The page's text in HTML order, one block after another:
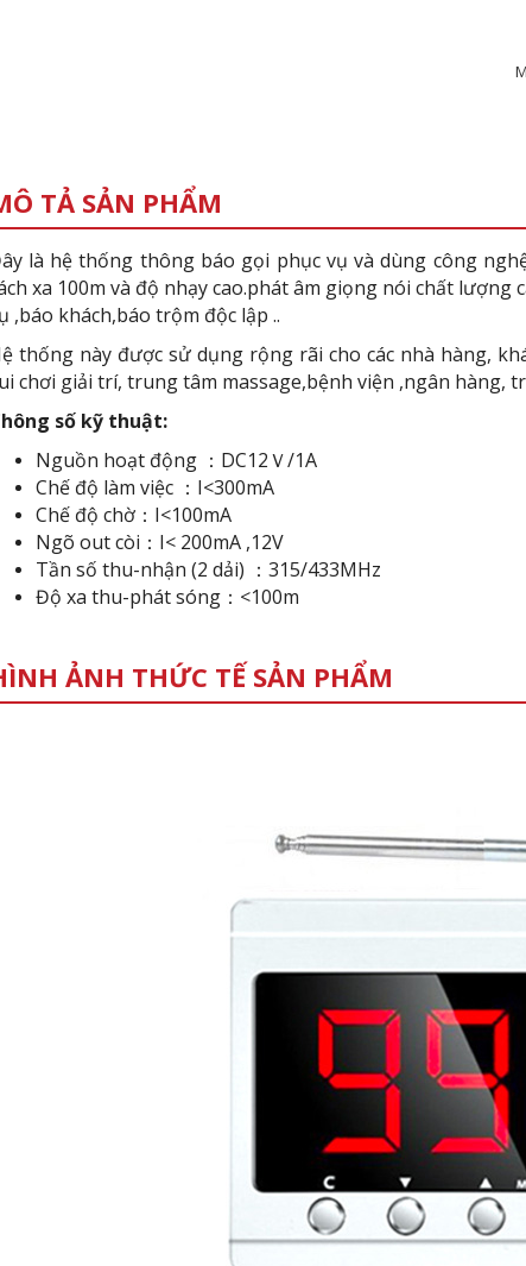
TẢ SẢN PHẨM
là hệ thống thông báo gọi phục vụ và dùng công
xa 100m và độ nhạy cao.phát âm giọng nói chất
,báo khách,báo trộm độc lập ..
thống này được sử dụng rộng rãi cho các nhà hàng,
chơi giải trí, trung tâm massage,bệnh viện ,ngân hàng,
số kỹ thuật:
Nguồn hoạt động ：DC12Ｖ/1A
Chế độ làm việc ：I<300mA
Chế độ chờ：I<100mA
Ngõ out còi：I< 200mA ,12V
Tần số thu-nhận (2 dải) ：315/433MHz
Độ xa thu-phát sóng：<100m
ẢNH THỨC TẾ SẢN PHẨM